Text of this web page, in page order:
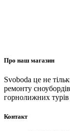
Про наш магазин
Svoboda це не
ремонту
горнолижних
Контакт